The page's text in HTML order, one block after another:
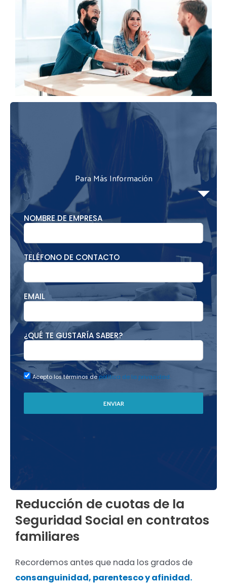
Para Más Información
NOMBRE DE EMPRESA
TELÉFONO DE CONTACTO
EMAIL
¿QUÉ TE GUSTARÍA SABER?
Acepto los términos depolítica de la privacidad.
ENVIAR
Reducción de cuotas de la
Seguridad Social en contratos
familiares
Recordemos antes que nada los grados de
consanguinidad, parentesco y afinidad.